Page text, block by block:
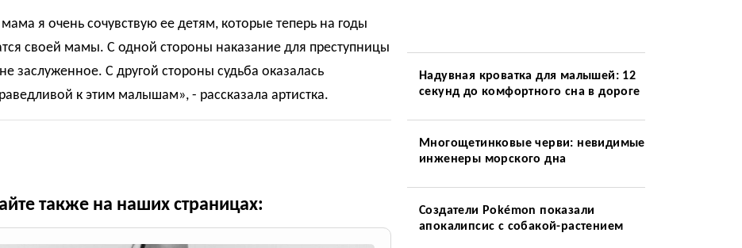
мама я очень сочувствую ее детям, которые теперь на годы
своей мамы. С одной стороны наказание для преступницы
заслуженное. С другой стороны судьба оказалась
к этим малышам», - рассказала артистка.
также на наших страницах:
Надувная кроватка для малышей: 12
секунд до комфортного сна в дороге
Многощетинковые черви: невидимые
инженеры морского дна
Создатели Pokémon показали
апокалипсис с собакой-растением